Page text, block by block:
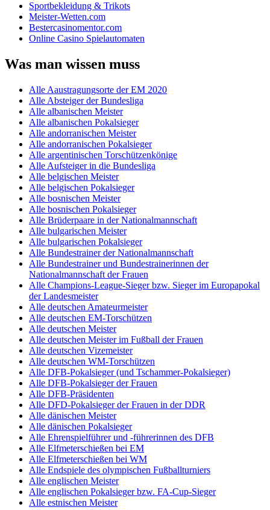
Sportbekleidung & Trikots
Meister-Wetten.com
Bestercasinomentor.com
Online Casino Spielautomaten
Was man wissen muss
Alle Aaustragungsorte der EM 2020
Alle Absteiger der Bundesliga
Alle albanischen Meister
Alle albanischen Pokalsieger
Alle andorranischen Meister
Alle andorranischen Pokalsieger
Alle argentinischen Torschützenkönige
Alle Aufsteiger in die Bundesliga
Alle belgischen Meister
Alle belgischen Pokalsieger
Alle bosnischen Meister
Alle bosnischen Pokalsieger
Alle Brüderpaare in der Nationalmannschaft
Alle bulgarischen Meister
Alle bulgarischen Pokalsieger
Alle Bundestrainer der Nationalmannschaft
Alle Bundestrainer und Bundestrainerinnen der
Nationalmannschaft der Frauen
Alle Champions-League-Sieger bzw. Sieger im Europapokal
der Landesmeister
Alle deutschen Amateurmeister
Alle deutschen EM-Torschützen
Alle deutschen Meister
Alle deutschen Meister im Fußball der Frauen
Alle deutschen Vizemeister
Alle deutschen WM-Torschützen
Alle DFB-Pokalsieger (und Tschammer-Pokalsieger)
Alle DFB-Pokalsieger der Frauen
Alle DFB-Präsidenten
Alle DFD-Pokalsieger der Frauen in der DDR
Alle dänischen Meister
Alle dänischen Pokalsieger
Alle Ehrenspielführer und -führerinnen des DFB
Alle Elfmeterschießen bei EM
Alle Elfmeterschießen bei WM
Alle Endspiele des olympischen Fußballturniers
Alle englischen Meister
Alle englischen Pokalsieger bzw. FA-Cup-Sieger
Alle estnischen Meister